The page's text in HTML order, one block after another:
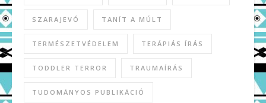
SZARAJEVÓ TANÍT A MÚLT
TERMÉSZETVÉDELEM TERÁPIÁS ÍRÁS
TODDLER TERROR TRAUMAÍRÁS
TUDOMÁNYOS PUBLIKÁCIÓ